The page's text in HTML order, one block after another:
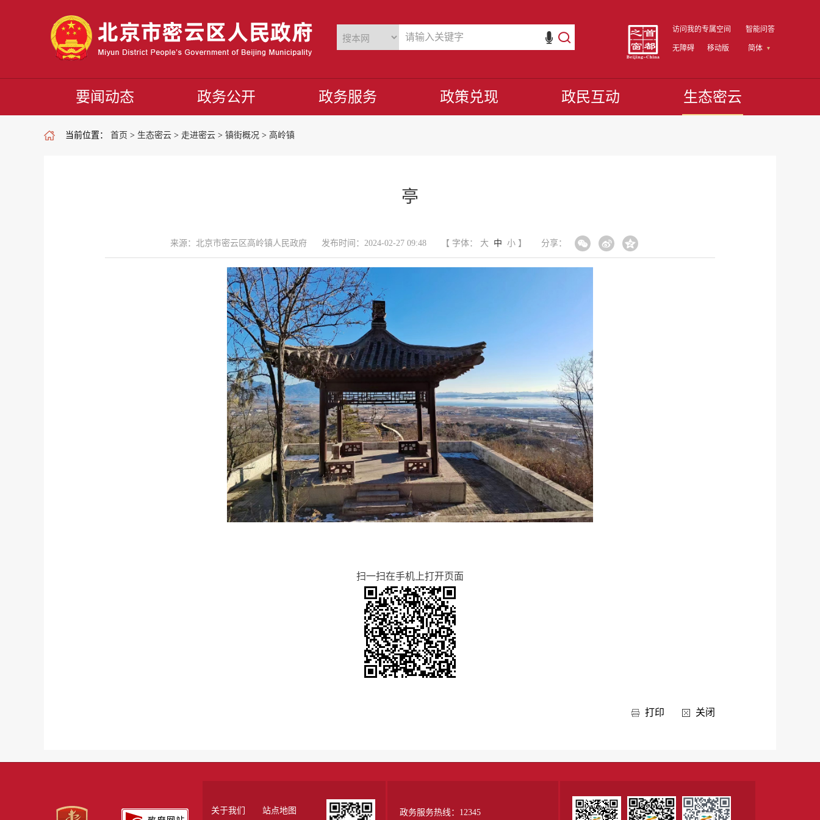
访问我的专属空间 智能问答
无障碍 移动版 简体
要闻动态 政务公开 政务服务 政策兑现 政民互动 生态密云
当前位置： 首页 > 生态密云 > 走进密云 > 镇街概况 > 高岭镇
亭
来源：北京市密云区高岭镇人民政府 发布时间：2024-02-27 09:48 【 字体： 大 中 小】 分享：
扫一扫在手机上打开页面
打印 关闭
关于我们 站点地图 政务服务热线：12345